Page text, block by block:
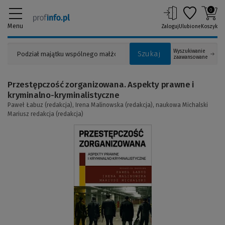
Menu
Szukaj
Wyszukiwanie
zaawansowane
ZalogujUlubione
0
Koszyk
Przestępczość zorganizowana. Aspekty prawne i
kryminalno-kryminalistyczne
Paweł Łabuz (redakcja), Irena Malinowska (redakcja), naukowa Michalski
Mariusz redakcja (redakcja)